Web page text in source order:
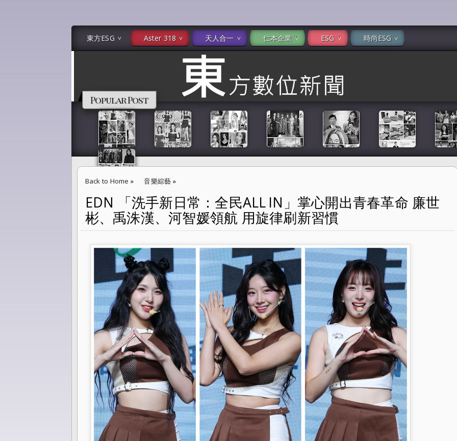
東方ESG Aster 318 天人合一 仁本企業 ESG 時尚ESG
Popular Post
Back to Home » 音樂綜藝 »
EDN 「洗手新日常：全民ALL IN」掌心開出青春革命 廉世彬、禹洙漢、河智媛領航 用旋律刷新習慣
EDN 「洗手新日常：全民ALL IN」掌心開出青春革命 廉世
彬、禹洙漢、河智媛領航 用旋律刷新習慣